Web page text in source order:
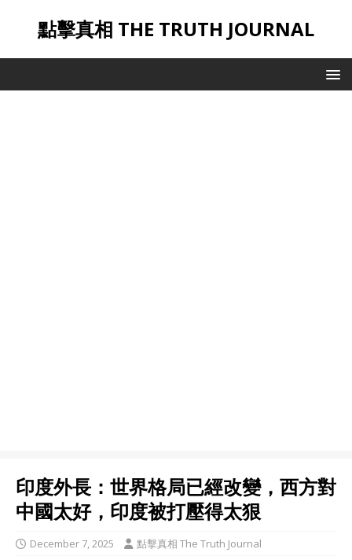
點擊真相 THE TRUTH JOURNAL
印度外長：世界格局已經改變，西方對
中國太好，印度被打壓得太狠
December 7, 2025 點擊真相 The Truth Journal